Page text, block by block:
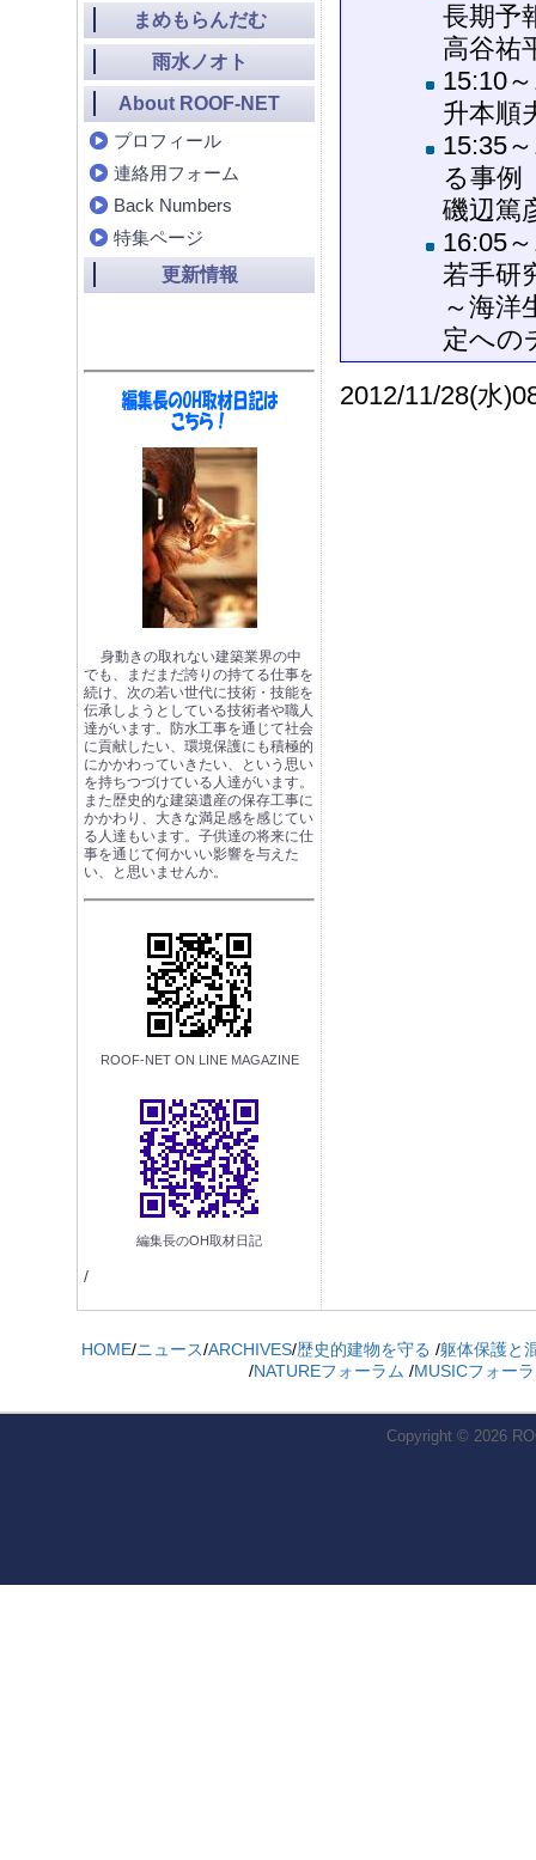
長期予
高谷祐
15:10
升本順
15:35
る事例
磯辺篤
16:05
若手研
～海洋
定への
2012/11/28(水
まめもらんだむ
雨水ノオト
About ROOF-NET
プロフィール
連絡用フォーム
Back Numbers
特集ページ
更新情報
身動きの取れない建築業界の中
でも、まだまだ誇りの持てる仕事を
続け、次の若い世代に技術・技能を
伝承しようとしている技術者や職人
達がいます。防水工事を通じて社会
に貢献したい、環境保護にも積極的
にかかわっていきたい、という思い
を持ちつづけている人達がいます。
また歴史的な建築遺産の保存工事に
かかわり、大きな満足感を感じてい
る人達もいます。子供達の将来に仕
事を通じて何かいい影響を与えた
い、と思いませんか。
ROOF-NET ON LINE MAGAZINE
編集長のOH取材日記
/
HOME/ニュース/ARCHIVES/歴史的建物を守る /躯体保護と
/NATUREフォーラム /MUSICフォー
Copyright © 2026